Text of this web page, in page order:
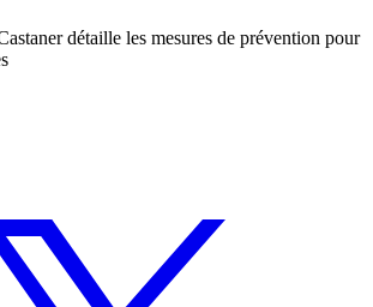
détaille les mesures de prévention pour